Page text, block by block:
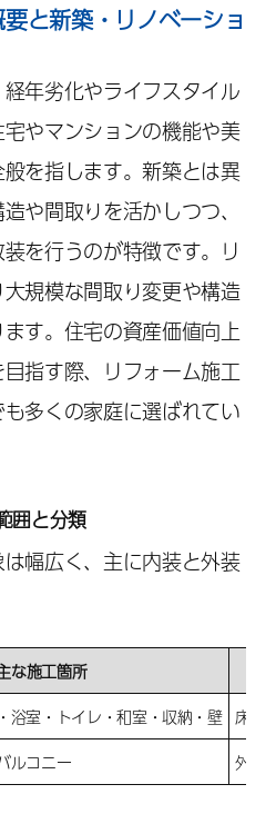
と新築・リノベーショ
年劣化やライフスタイル
やマンションの機能や美
を指します。新築とは異
や間取りを活かしつつ、
を行うのが特徴です。リ
規模な間取り変更や構造
す。住宅の資産価値向上
指す際、リフォーム施工
多くの家庭に選ばれてい
囲と分類
幅広く、主に内装と外装
な施工箇所
浴室・トイレ・和室・収納・壁 床や
ルコニー 外壁